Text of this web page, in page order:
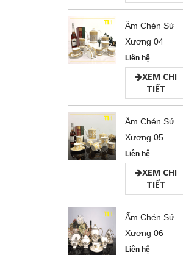
Ấm Chén Sứ
Xương 04
Liên hệ
XEM CHI
TIẾT
Ấm Chén Sứ
Xương 05
Liên hệ
XEM CHI
TIẾT
Ấm Chén Sứ
Xương 06
Liên hệ